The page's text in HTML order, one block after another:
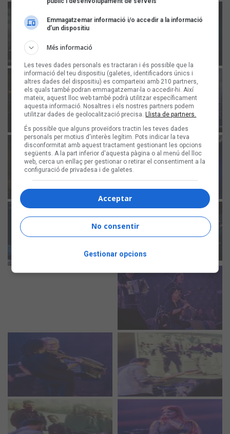
Emmagatzemar informació i/o accedir a la informació
d’un dispositiu
Més informació
Les teves dades personals es tractaran i és possible que la
informació del teu dispositiu (galetes, identificadors únics i
altres dades del dispositiu) es comparteixi amb 210 partners,
els quals també podran emmagatzemar-la o accedir-hi. Així
mateix, aquest lloc web també podrà utilitzar específicament
aquesta informació. Nosaltres i els nostres partners podem
utilitzar dades de geolocalització precisa.Llista de partners.
És possible que alguns proveïdors tractin les teves dades
personals per motius d'interès legítim. Pots indicar la teva
disconformitat amb aquest tractament gestionant les opcions
següents. A la part inferior d'aquesta pàgina o al menú del lloc
web, cerca un enllaç per gestionar o retirar el consentiment a la
configuració de privadesa i de galetes.
Acceptar
No consentir
Gestionar opcions